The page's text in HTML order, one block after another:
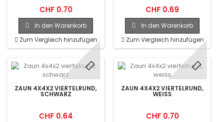
CHF 0.70
In den Warenkorb
Zum Vergleich hinzufügen
CHF 0.69
In den Warenkorb
Zum Vergleich hinzufügen
ZAUN 4X4X2 VIERTELRUND,
SCHWARZ
CHF 0.64
ZAUN 4X4X2 VIERTELRUND,
WEISS
CHF 0.70